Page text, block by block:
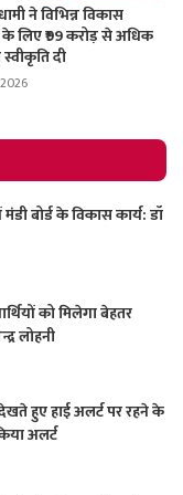
ने विभिन्न विकास
लिए ₹99 करोड़ से अधिक
स्वीकृति दी
बोर्ड के विकास कार्य: डॉ
को मिलेगा बेहतर
लोहनी
हुए हाई अलर्ट पर रहने के
अलर्ट